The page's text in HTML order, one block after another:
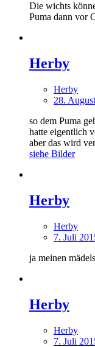
Die wichts
Puma dann vor
Herby
Herby
28.
so dem Puma
hatte eigentlich
aber das wird
siehe Bilder
Herby
Herby
7. Juli
ja meinen
Herby
Herby
7. Juli